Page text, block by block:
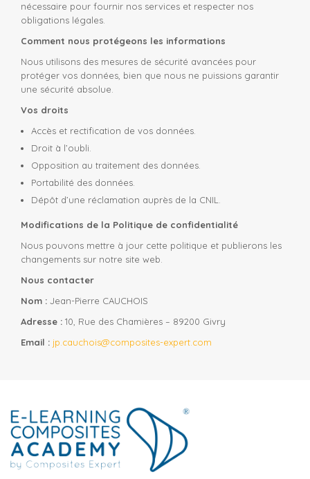
nécessaire pour fournir nos services et respecter nos
obligations légales.
Comment nous protégeons les informations
Nous utilisons des mesures de sécurité avancées pour
protéger vos données, bien que nous ne puissions garantir
une sécurité absolue.
Vos droits
Accès et rectification de vos données.
Droit à l’oubli.
Opposition au traitement des données.
Portabilité des données.
Dépôt d’une réclamation auprès de la CNIL.
Modifications de la Politique de confidentialité
Nous pouvons mettre à jour cette politique et publierons les
changements sur notre site web.
Nous contacter
Nom : Jean-Pierre CAUCHOIS
Adresse : 10, Rue des Chamières – 89200 Givry
Email : jp.cauchois@composites-expert.com